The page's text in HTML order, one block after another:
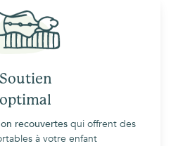
Soutien
optimal
recouvertesqui offrent des
à votre enfant